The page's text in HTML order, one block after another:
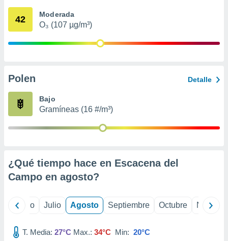
mediante
publicidad
de
42 Moderada
O₃ (107 µg/m³)
Polen Detalle
Bajo
Gramíneas (16 #/m³)
¿Qué tiempo hace en Escacena del
Campo en agosto?
Junio Julio Agosto Septiembre Octubre
T. Media: 27°C Max.: 34°C Min: 20°C